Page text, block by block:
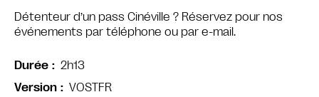
Détenteur d’un pass Cinéville ? Réservez pour nos
événements par téléphone ou par e-mail.
Durée
2h13
Version
VOSTFR